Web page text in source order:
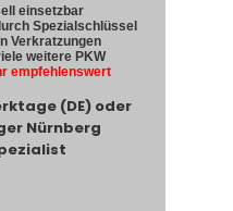
einsetzbar
Spezialschlüssel
Verkratzungen
weitere PKW
empfehlenswert
(DE) oder
Nürnberg